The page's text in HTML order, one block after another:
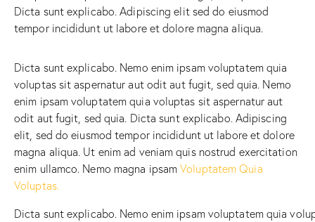
Dicta sunt explicabo. Adipiscing elit sed do eiusmod
tempor incididunt ut labore et dolore magna aliqua.
Dicta sunt explicabo. Nemo enim ipsam voluptatem quia
voluptas sit aspernatur aut odit aut fugit, sed quia. Nemo
enim ipsam voluptatem quia voluptas sit aspernatur aut
odit aut fugit, sed quia. Dicta sunt explicabo. Adipiscing
elit, sed do eiusmod tempor incididunt ut labore et dolore
magna aliqua. Ut enim ad veniam quis nostrud exercitation
enim ullamco. Nemo magna ipsamVoluptatem Quia
Voluptas.
Dicta sunt explicabo. Nemo enim ipsam voluptatem quia